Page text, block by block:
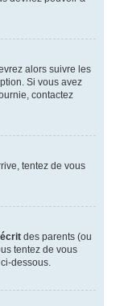
alors suivre les
Si vous avez
contactez
tentez de vous
écrit des parents (ou
tentez de vous
dessous.